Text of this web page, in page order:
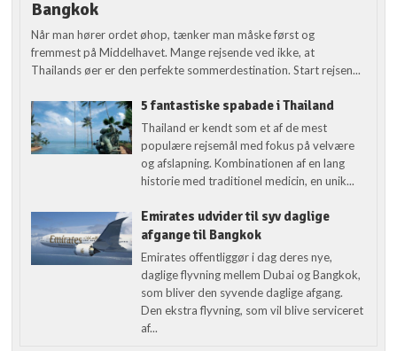
Bangkok
Når man hører ordet øhop, tænker man måske først og
fremmest på Middelhavet. Mange rejsende ved ikke, at
Thailands øer er den perfekte sommerdestination. Start rejsen...
5 fantastiske spabade i Thailand
Thailand er kendt som et af de mest
populære rejsemål med fokus på velvære
og afslapning. Kombinationen af en lang
historie med traditionel medicin, en unik...
Emirates udvider til syv daglige
afgange til Bangkok
Emirates offentliggør i dag deres nye,
daglige flyvning mellem Dubai og Bangkok,
som bliver den syvende daglige afgang.
Den ekstra flyvning, som vil blive serviceret
af...